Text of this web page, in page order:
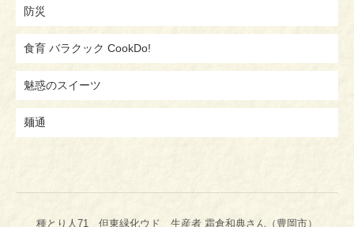
防災
食育 バラクック CookDo!
魅惑のスイーツ
麺通
種とり人71 但東緑化ウド 生産者 霜倉和典さん（豊岡市）